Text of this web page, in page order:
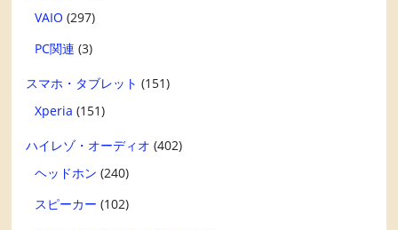
VAIO (297)
PC関連 (3)
スマホ・タブレット (151)
Xperia (151)
ハイレゾ・オーディオ (402)
ヘッドホン (240)
スピーカー (102)